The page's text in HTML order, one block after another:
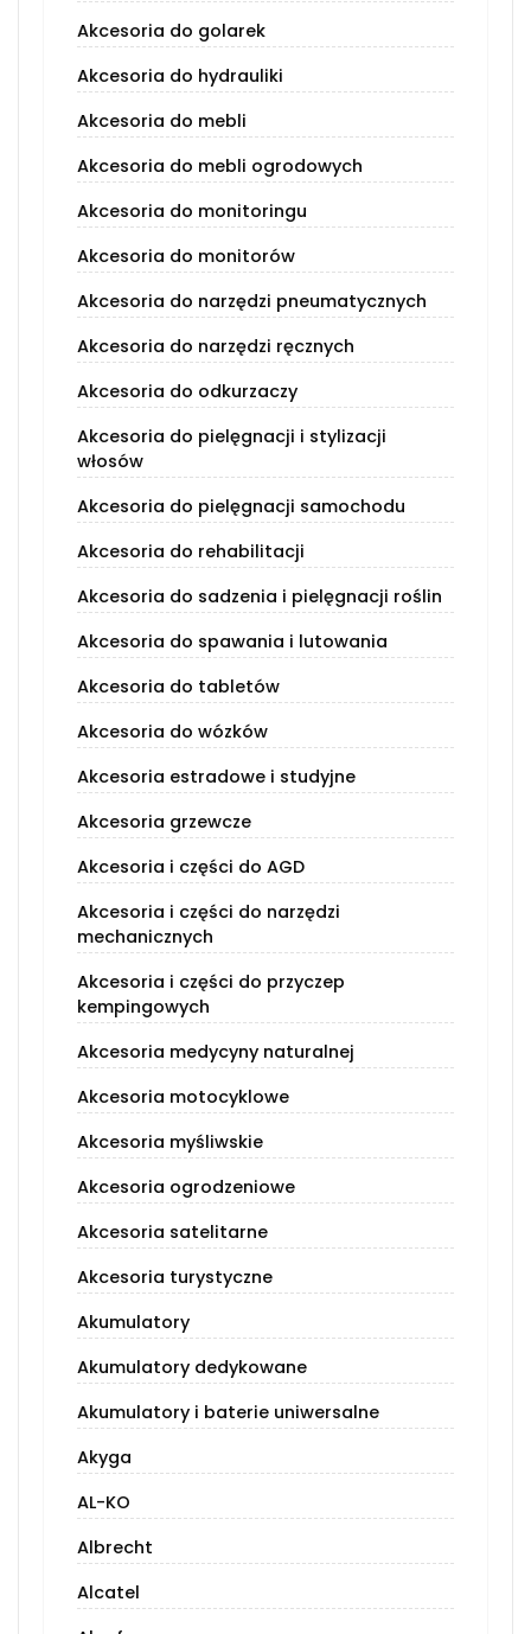
Akcesoria do golarek
Akcesoria do hydrauliki
Akcesoria do mebli
Akcesoria do mebli ogrodowych
Akcesoria do monitoringu
Akcesoria do monitorów
Akcesoria do narzędzi pneumatycznych
Akcesoria do narzędzi ręcznych
Akcesoria do odkurzaczy
Akcesoria do pielęgnacji i stylizacji
włosów
Akcesoria do pielęgnacji samochodu
Akcesoria do rehabilitacji
Akcesoria do sadzenia i pielęgnacji roślin
Akcesoria do spawania i lutowania
Akcesoria do tabletów
Akcesoria do wózków
Akcesoria estradowe i studyjne
Akcesoria grzewcze
Akcesoria i części do AGD
Akcesoria i części do narzędzi
mechanicznych
Akcesoria i części do przyczep
kempingowych
Akcesoria medycyny naturalnej
Akcesoria motocyklowe
Akcesoria myśliwskie
Akcesoria ogrodzeniowe
Akcesoria satelitarne
Akcesoria turystyczne
Akumulatory
Akumulatory dedykowane
Akumulatory i baterie uniwersalne
Akyga
AL-KO
Albrecht
Alcatel